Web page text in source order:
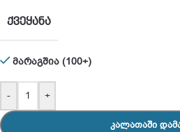
ᲥᲕᲔᲧᲐᲜᲐ
მარაგშია (100+)
- +
ᲙᲐᲚᲐᲗᲐᲨᲘ